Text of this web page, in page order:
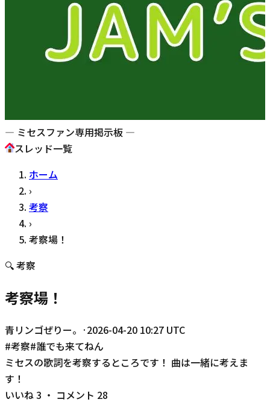
— ミセスファン専用掲示板 —
スレッド一覧
ホーム
›
考察
›
考察場！
🔍考察
考察場！
青リンゴぜりー。 ·2026-04-20 10:27 UTC
#考察#誰でも来てねん
ミセスの歌詞を考察するところです！ 曲は一緒に考えま
す！
いいね3 ・ コメント 28